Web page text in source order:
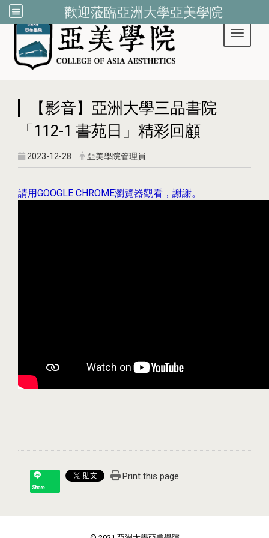
歡迎蒞臨亞洲大學亞美學院
Toggle
【影音】亞洲大學三品書院
「112-1 書苑日」精彩回顧
2023-12-28 亞美學院管理員
請用GOOGLE CHROME瀏覽器觀看，謝謝。
Share
Print this page